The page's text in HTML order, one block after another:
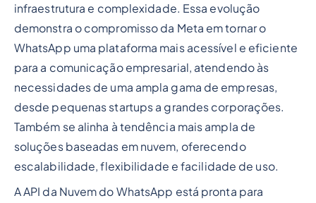
infraestrutura e complexidade. Essa evolução
demonstra o compromisso da Meta em tornar o
WhatsApp uma plataforma mais acessível e eficiente
para a comunicação empresarial, atendendo às
necessidades de uma ampla gama de empresas,
desde pequenas startups a grandes corporações.
Também se alinha à tendência mais ampla de
soluções baseadas em nuvem, oferecendo
escalabilidade, flexibilidade e facilidade de uso.
A API da Nuvem do WhatsApp está pronta para